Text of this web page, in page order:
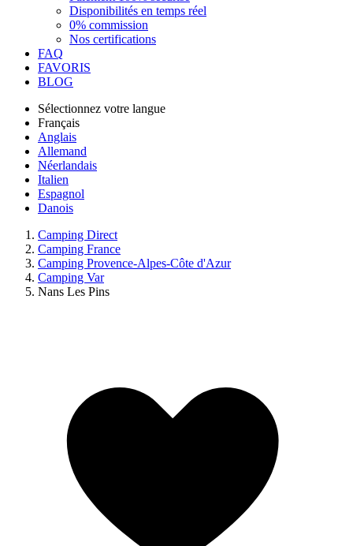
Disponibilités en temps réel
0% commission
Nos certifications
FAQ
FAVORIS
BLOG
Sélectionnez votre langue
Français
Anglais
Allemand
Néerlandais
Italien
Espagnol
Danois
Camping Direct
Camping France
Camping Provence-Alpes-Côte d'Azur
Camping Var
Nans Les Pins